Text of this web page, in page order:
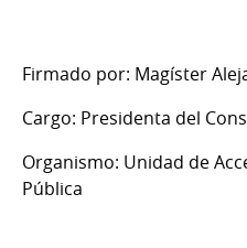
Firmado por: Magíster
Cargo: Presidenta del
Organismo: Unidad de
Pública